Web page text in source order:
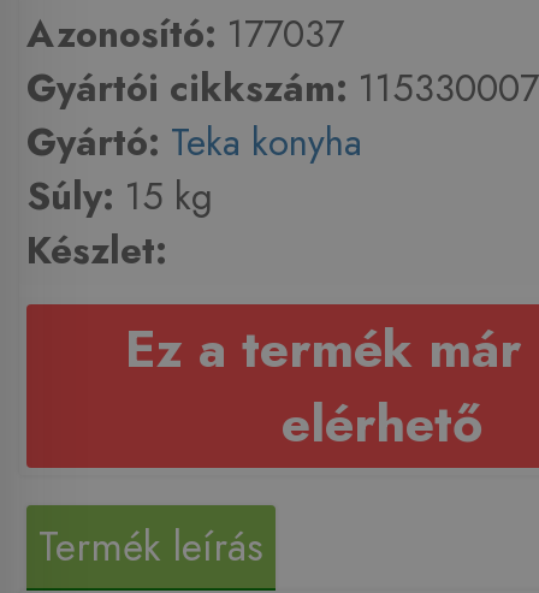
Azonosító: 177037
Gyártói cikkszám: 115330007
Gyártó: Teka konyha
Súly: 15 kg
Készlet:
Ez a termék már
elérhető
Termék leírás